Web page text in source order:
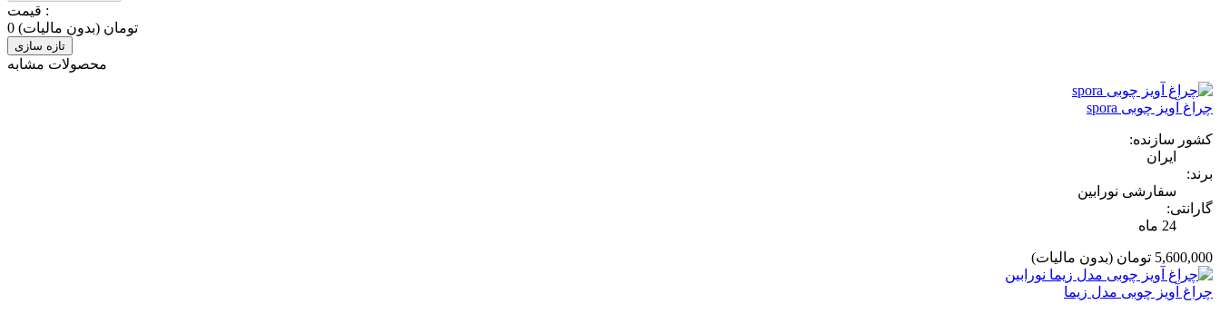
قیمت :
0 تومان (بدون مالیات)
محصولات مشابه
چراغ آویز چوبی spora
کشور سازنده:
ایران
برند:
سفارشی نورابین
گارانتی:
24 ماه
5,600,000 تومان (بدون مالیات)
چراغ آویز چوبی مدل زیما